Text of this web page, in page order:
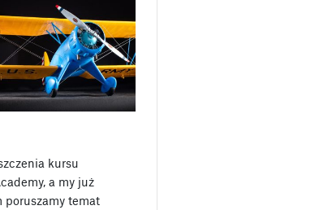
kursu
a my już
poruszamy temat